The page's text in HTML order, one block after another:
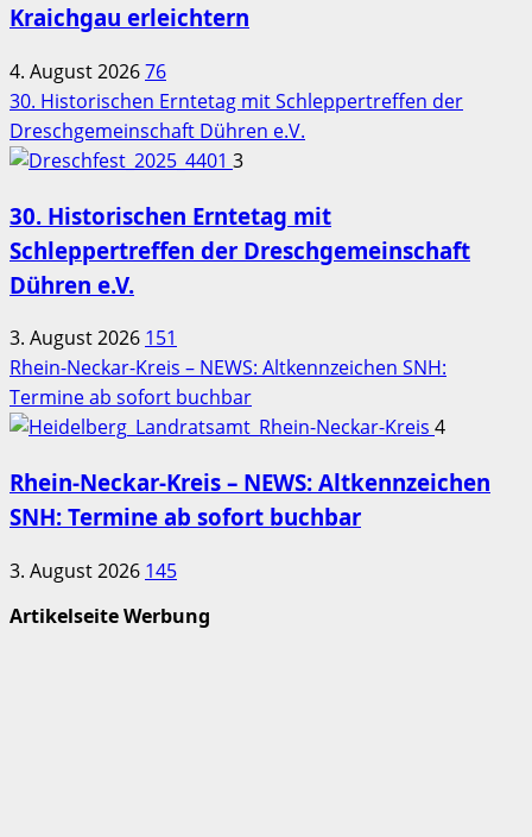
Kraichgau erleichtern
4. August 202676
30. Historischen Erntetag mit Schleppertreffen der
Dreschgemeinschaft Dühren e.V.
3
30. Historischen Erntetag mit
Schleppertreffen der Dreschgemeinschaft
Dühren e.V.
3. August 2026 151
Rhein-Neckar-Kreis – NEWS: Altkennzeichen SNH:
Termine ab sofort buchbar
4
Rhein-Neckar-Kreis – NEWS: Altkennzeichen
SNH: Termine ab sofort buchbar
3. August 2026 145
Artikelseite Werbung